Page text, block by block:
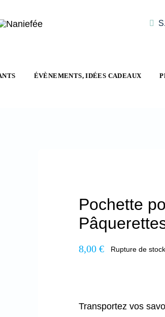
ÉVÈNEMENTS, IDÉES CADEAUX
Pochette
8,00 € Rupture de stock
Transportez vos